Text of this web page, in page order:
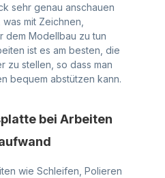
sehr genau anschauen
mit Zeichnen,
dem Modellbau zu tun
ist es am besten, die
zu stellen, so dass man
bequem abstützen kann.
bei Arbeiten
wie Schleifen, Polieren